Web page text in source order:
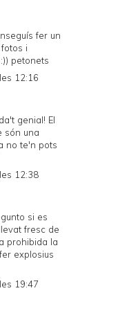
fer un
i
petonets
12:16
genial! El
són una
no te'n pots
12:38
si es
fresc de
prohibida la
explosius
19:47